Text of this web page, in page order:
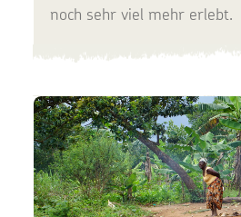
noch sehr viel mehr erlebt.